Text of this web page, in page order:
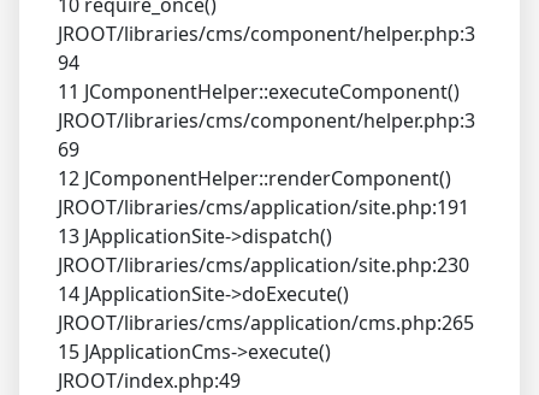
JROOT/libraries/cms/component/helper.php:3
94
11 JComponentHelper::executeComponent()
JROOT/libraries/cms/component/helper.php:3
69
12 JComponentHelper::renderComponent()
JROOT/libraries/cms/application/site.php:191
13 JApplicationSite->dispatch()
JROOT/libraries/cms/application/site.php:230
14 JApplicationSite->doExecute()
JROOT/libraries/cms/application/cms.php:265
15 JApplicationCms->execute()
JROOT/index.php:49